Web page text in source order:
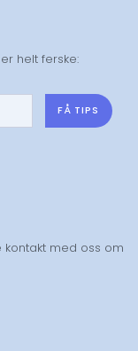
helt ferske:
FÅ TIPS
kontakt med oss om